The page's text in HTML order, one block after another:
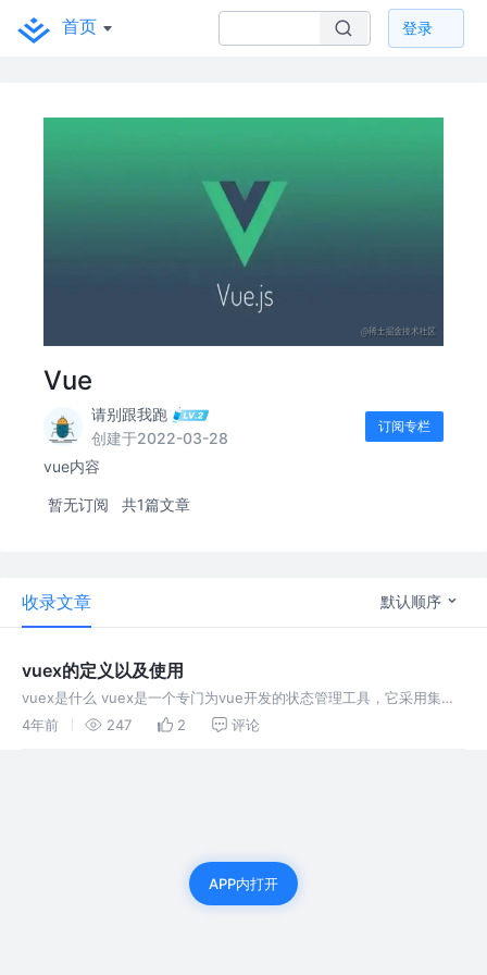
首页 登录
Vue
请别跟我跑
创建于2022-03-28
订阅专栏
vue内容
暂无订阅 共1篇文章
收录文章 默认顺序
vuex的定义以及使用
vuex是什么 vuex是一个专门为vue开发的状态管理工具，它采用集中
式存储管理应用的所有组件的状态，其核心是state。 vuex中有什么
4年前 247 2 评论
APP内打开